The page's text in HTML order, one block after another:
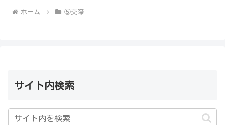
ホーム ⑤交際
サイト内検索